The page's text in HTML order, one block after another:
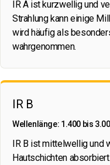
IR A ist kurzwellig und
Strahlung kann einige
wird häufig als
wahrgenommen.
IR B
Wellenlänge: 1.400 bis
IR B ist mittelwellig und
Hautschichten